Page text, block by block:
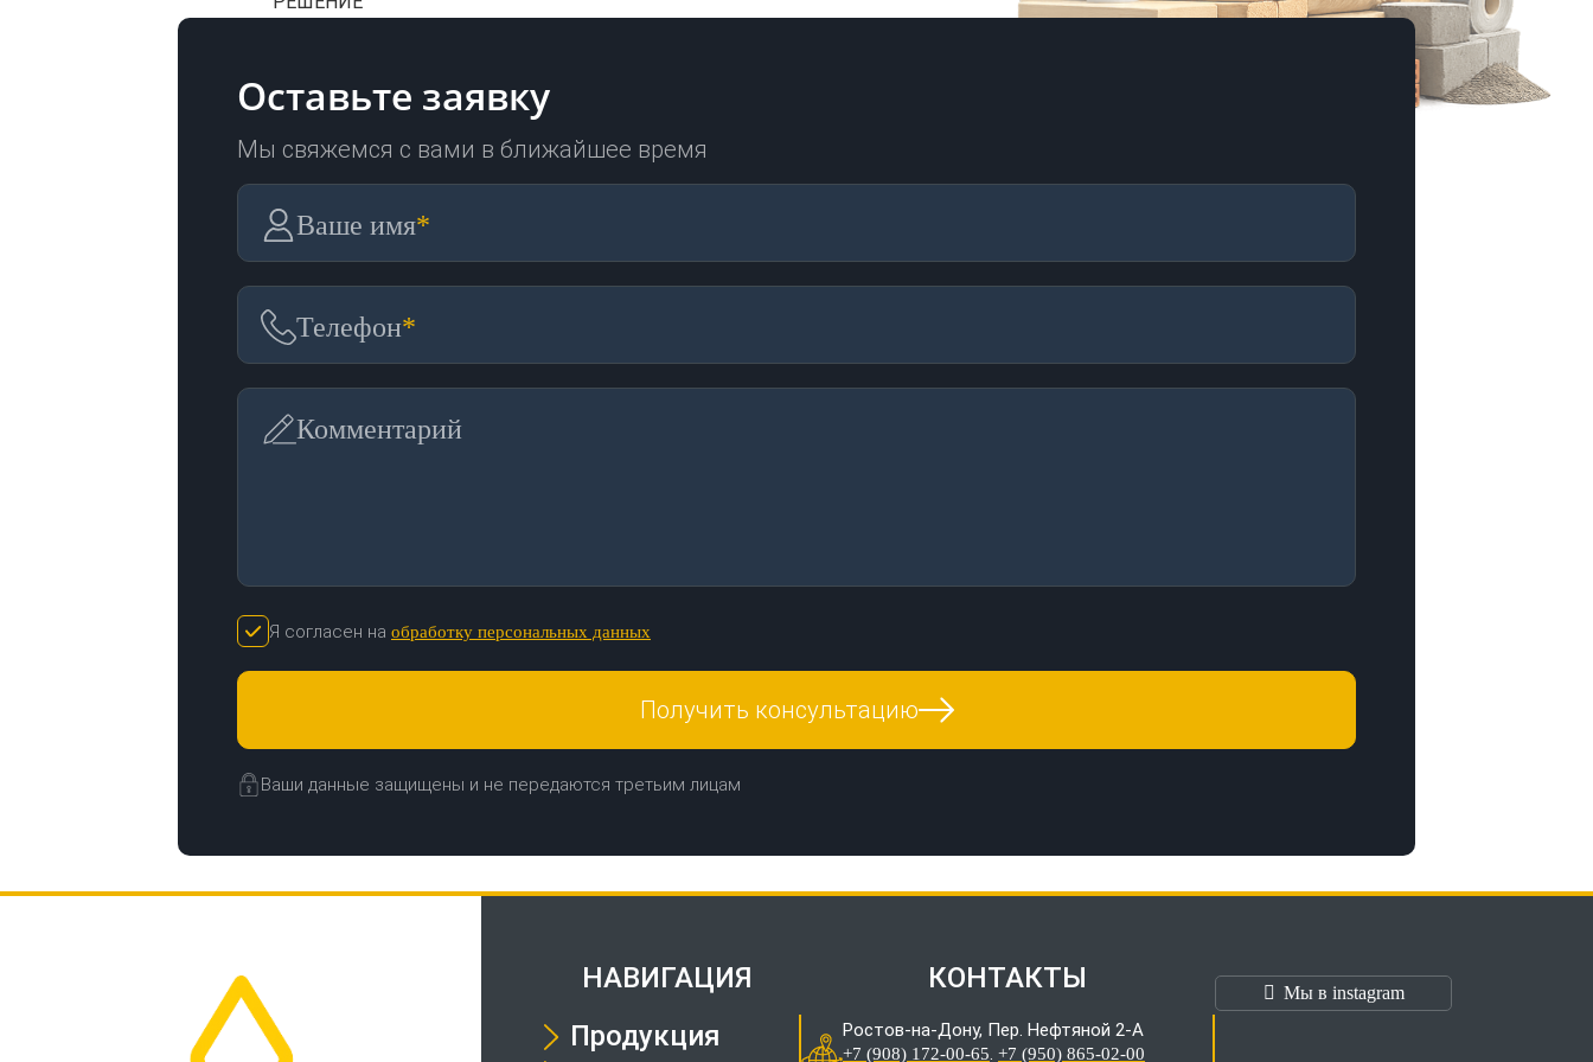
Оставьте заявку
Мы свяжемся с вами в ближайшее время
Ваше имя*
Телефон*
Комментарий
Я согласен на обработку персональных данных
Получить консультацию
Ваши данные защищены и не передаются третьим лицам
НАВИГАЦИЯ
Продукция
КОНТАКТЫ
Ростов-на-Дону, Пер. Нефтяной 2-А
+7 (908) 172-00-65. +7 (950) 865-02-00
Мы в instagram